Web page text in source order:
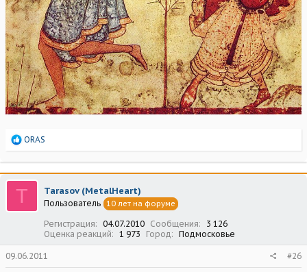
Р
а
к
ц
и
ORAS
T Tarasov (MetalHeart)
Пользователь 10 лет на форуме
Регистрация 04.07.2010 Сообщения
3 126
Оценка реакций
1 973 Город Подмосковье
09.06.2011 #26